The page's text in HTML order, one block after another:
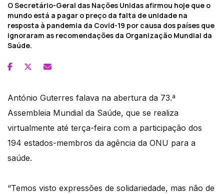
O Secretário-Geral das Nações Unidas afirmou hoje que o
mundo está a pagar o preço da falta de unidade na
resposta à pandemia da Covid-19 por causa dos países que
ignoraram as recomendações da Organização Mundial da
Saúde.
António Guterres falava na abertura da 73.ª
Assembleia Mundial da Saúde, que se realiza
virtualmente até terça-feira com a participação dos
194 estados-membros da agência da ONU para a
saúde.
“Temos visto expressões de solidariedade, mas não de